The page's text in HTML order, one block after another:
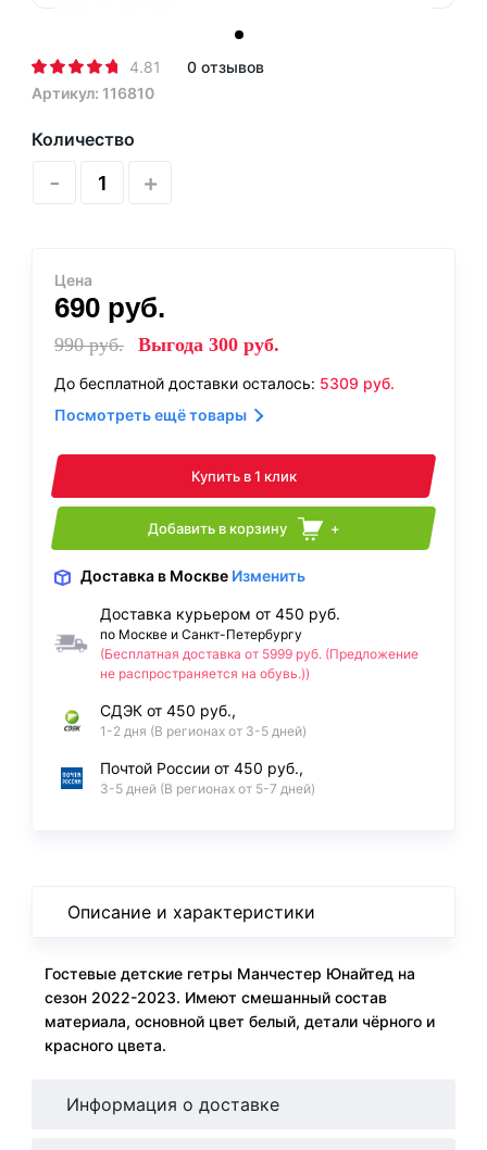
4.81
0 отзывов
Артикул: 116810
Количество
- +
Цена
690 руб.
990руб. Выгода 300 руб.
До бесплатной доставки осталось: 5309 руб.
Посмотреть ещё товары
Купить в 1 клик
Добавить в корзину +
Доставка в Москве Изменить
Доставка курьером от 450 руб.
по Москве и Санкт-Петербургу
(Бесплатная доставка от 5999 руб. (Предложение
не распространяется на обувь.))
СДЭК от 450 руб.,
1-2 дня (В регионах от 3-5 дней)
Почтой России от 450 руб.,
3-5 дней (В регионах от 5-7 дней)
Описание и характеристики
Гостевые детские гетры Манчестер Юнайтед на
сезон 2022-2023. Имеют смешанный состав
материала, основной цвет белый, детали чёрного и
красного цвета.
Информация о доставке